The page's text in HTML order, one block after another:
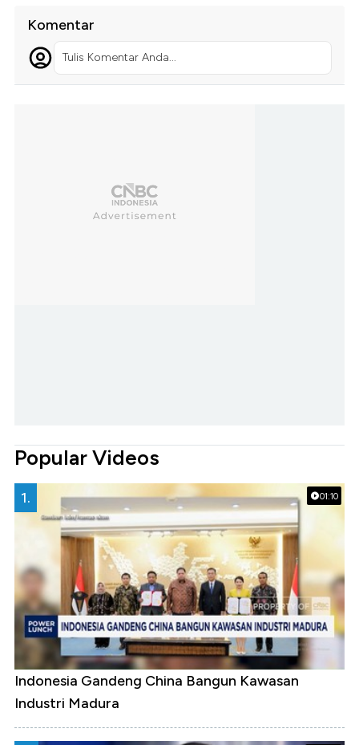
Komentar
Tulis Komentar Anda...
Popular Videos
01:10
1.
Indonesia Gandeng China Bangun Kawasan
Industri Madura